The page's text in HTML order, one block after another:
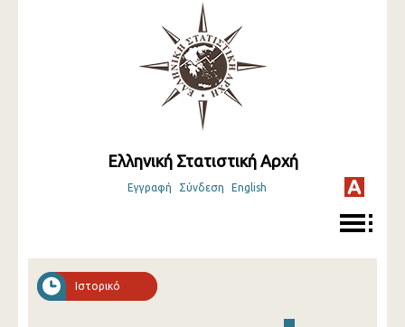
Ελληνική Στατιστική Αρχή
Εγγραφή Σύνδεση English
Ιστορικό